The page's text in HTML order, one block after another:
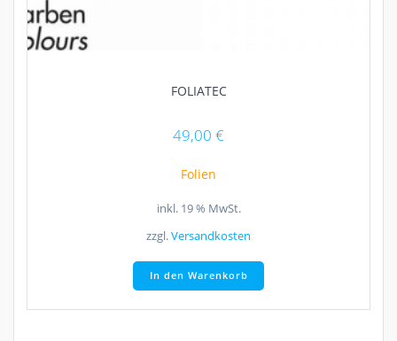
FOLIATEC
49,00 €
Folien
inkl. 19 % MwSt.
zzgl.Versandkosten
In den Warenkorb